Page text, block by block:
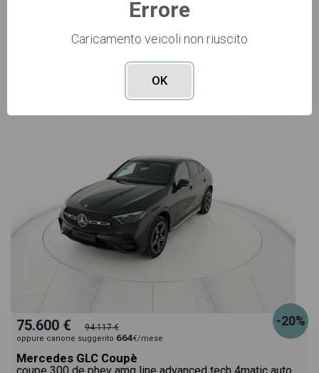
Vai alla scheda >>
-20%
75.600 € 94.117 €
oppure canone suggerito 664€/mese
Mercedes GLC Coupè
Errore
Caricamento veicoli non riuscito
OK